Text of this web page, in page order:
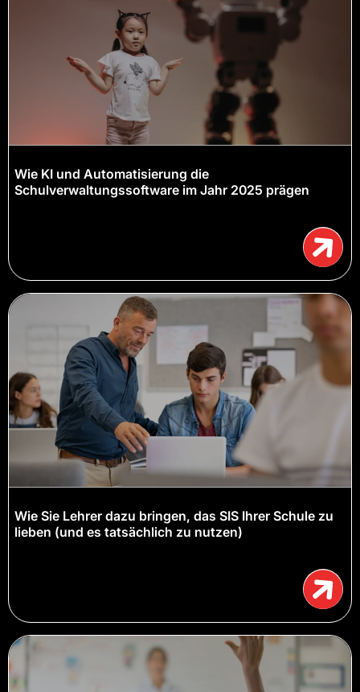
Wie KI und Automatisierung die
Schulverwaltungssoftware im Jahr 2025 prägen
Wie Sie Lehrer dazu bringen, das SIS Ihrer Schule zu
lieben (und es tatsächlich zu nutzen)